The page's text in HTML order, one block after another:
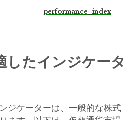
performance_index
したインジケータ
ジケーターは、一般的な株式